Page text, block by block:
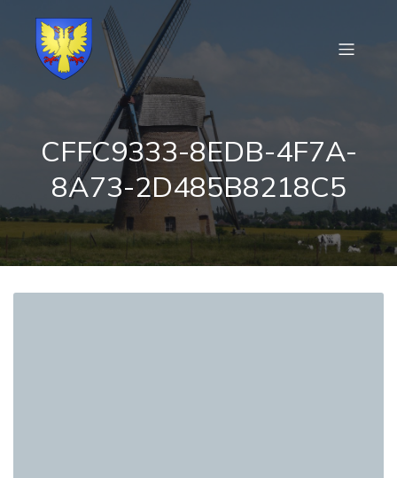
CFFC9333-8EDB-4F7A-
8A73-2D485B8218C5